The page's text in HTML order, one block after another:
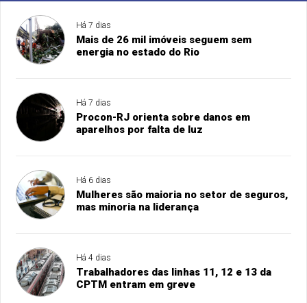
Há 7 dias
Mais de 26 mil imóveis seguem sem
energia no estado do Rio
Há 7 dias
Procon-RJ orienta sobre danos em
aparelhos por falta de luz
Há 6 dias
Mulheres são maioria no setor de seguros,
mas minoria na liderança
Há 4 dias
Trabalhadores das linhas 11, 12 e 13 da
CPTM entram em greve